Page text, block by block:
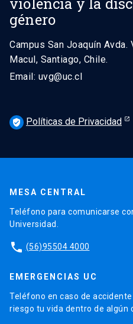
género
Campus San Joaquín Avda.
Macul, Santiago, Chile.
Email: uvg@uc.cl
verified_user Políticas de Privacidad
MESA CENTRAL
Teléfono para comunicarse
Universidad.
phone (56)95504 4000
EMERGENCIAS UC
Teléfono en caso de
riesgo tu vida dentro de algún